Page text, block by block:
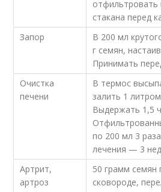
стакана перед
Запор
В 200 мл
г семян,
Принимать
Очистка
печени
В термос
залить 1
Выдержать 1,5
по 200 мл 3
лечения — 3
Артрит,
артроз
50 грамм семян
сковороде,